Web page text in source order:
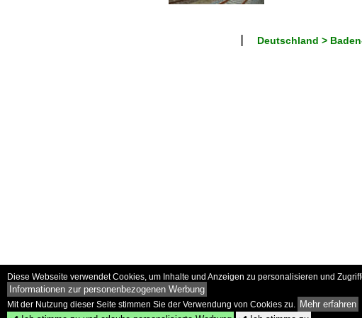
Deutschland >
Diese Webseite verwendet Cookies, um Inhalte und Anzeigen zu personalisieren und
Informationen zur personenbezogenen Werbung
Mit der Nutzung dieser Seite stimmen Sie der Verwendung von Cookies zu. Mehr erfahren